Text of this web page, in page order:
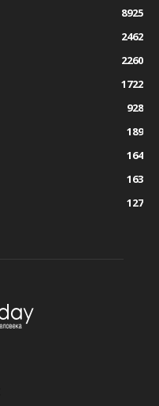
8925
2462
2260
1722
928
189
164
163
127